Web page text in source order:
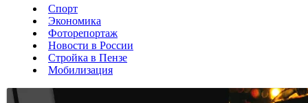
Спорт
Экономика
Фоторепортаж
Новости в России
Стройка в Пензе
Мобилизация